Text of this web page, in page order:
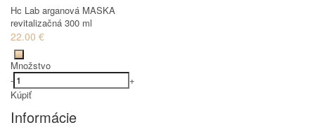
Hc Lab arganová MASKA
revitalizačná 300 ml
22.00 €
Množstvo
-
+
Kúpiť
Informácie